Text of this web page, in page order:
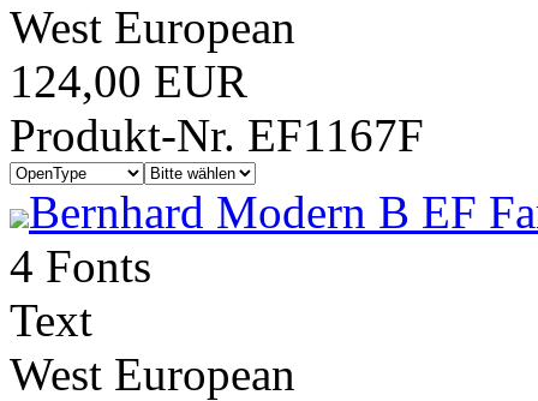
West European
124,00 EUR
Produkt-Nr. EF1167F
Bernhard Modern B EF
4 Fonts
Text
West European